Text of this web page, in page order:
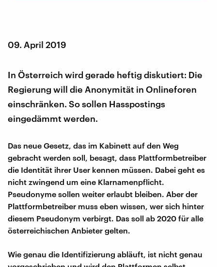
09. April 2019
In Österreich wird gerade heftig diskutiert: Die
Regierung will die Anonymität in Onlineforen
einschränken. So sollen Hasspostings
eingedämmt werden.
Das neue Gesetz, das im Kabinett auf den Weg
gebracht werden soll, besagt, dass Plattformbetreiber
die Identität ihrer User kennen müssen. Dabei geht es
nicht zwingend um eine Klarnamenpflicht.
Pseudonyme sollen weiter erlaubt bleiben. Aber der
Plattformbetreiber muss eben wissen, wer sich hinter
diesem Pseudonym verbirgt. Das soll ab 2020 für alle
österreichischen Anbieter gelten.
Wie genau die Identifizierung abläuft, ist nicht genau